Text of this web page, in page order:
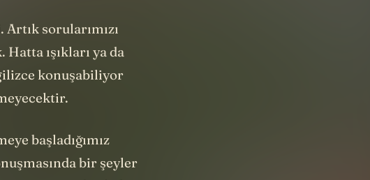
sorularımızı
ışıkları ya da
konuşabiliyor
başladığımız
bir şeyler